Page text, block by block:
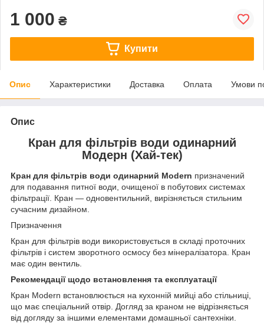
1 000 ₴
Купити
Опис Характеристики Доставка Оплата Умови
Опис
Кран для фільтрів води одинарний
Модерн (Хай-тек)
Кран для фільтрів води одинарний Modern призначений
для подавання питної води, очищеної в побутових системах
фільтрації. Кран — одновентильний, вирізняється стильним
сучасним дизайном.
Призначення
Кран для фільтрів води використовується в складі проточних
фільтрів і систем зворотного осмосу без мінералізатора. Кран
має один вентиль.
Рекомендації щодо встановлення та експлуатації
Кран Modern встановлюється на кухонній мийці або стільниці,
що має спеціальний отвір. Догляд за краном не відрізняється
від догляду за іншими елементами домашньої сантехніки.